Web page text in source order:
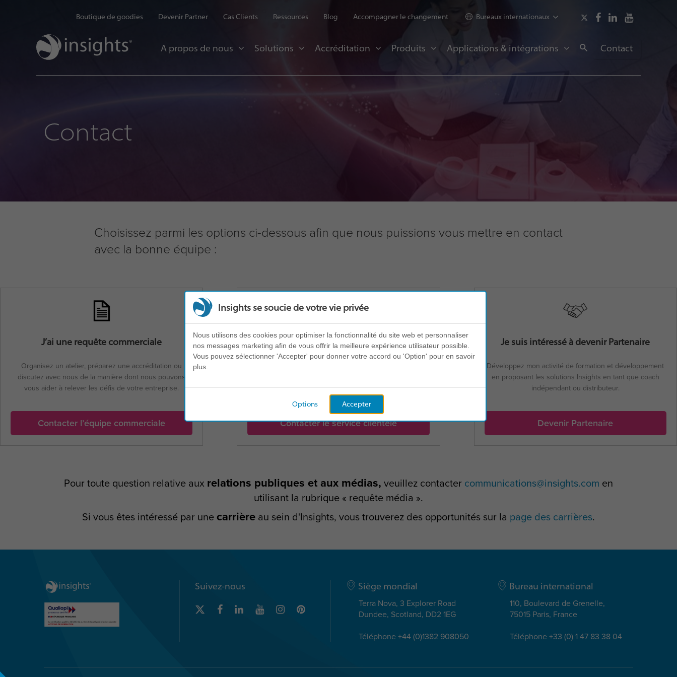
Boutique de goodies Devenir Partner Cas Clients Ressources Blog Accompagner le changement Bureaux internationaux
A propos de nous Solutions Accréditation Produits Applications & intégrations Contact
Contact
Choisissez parmi les options ci-dessous afin que nous puissions vous mettre en contact
avec la bonne équipe :
J’ai une requête commerciale
Organisez un atelier, préparez une accréditation ou
discutez avec nous de la manière dont nous pouvons
vous aider à relever les défis de votre entreprise.
Contacter l’équipe commerciale
Besoin d’aide ? Contactez notre service
clientèle
demander une copie d'un profil
Contacter le service clientèle
Je suis intéressé à devenir Partenaire
Développez mon activité de formation et développement
en proposant les solutions Insights en tant que coach
indépendant ou distributeur.
Devenir Partenaire
Pour toute question relative aux relations publiques et aux médias, veuillez contacter communications@insights.com en
utilisant la rubrique « requête média ».
Si vous êtes intéressé par unecarrière au sein d'Insights, vous trouverez des opportunités sur la page des carrières.
Suivez-nous
Siège mondial
Terra Nova, 3 Explorer Road
Dundee, Scotland, DD2 1EG
Téléphone +44 (0)1382 908050
Bureau international
110, Boulevard de Grenelle,
75015 Paris, France
Téléphone +33 (0) 1 47 83 38 04
Insights se soucie de votre vie privée
Nous utilisons des cookies pour optimiser la fonctionnalité du site web et personnaliser
nos messages marketing afin de vous offrir la meilleure expérience utilisateur possible.
Vous pouvez sélectionner 'Accepter' pour donner votre accord ou 'Option' pour en savoir
plus.
Accepter
Options